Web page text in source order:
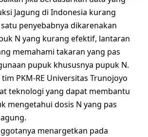
Jagung di Indonesia kurang
penyebabnya dikarenakan
N yang kurang efektif, lantaran
memahami takaran yang pas
pupuk khususnya pupuk N.
PKM-RE Universitas Trunojoyo
teknologi yang dapat membantu
mengetahui dosis N yang pas
menargetkan pada